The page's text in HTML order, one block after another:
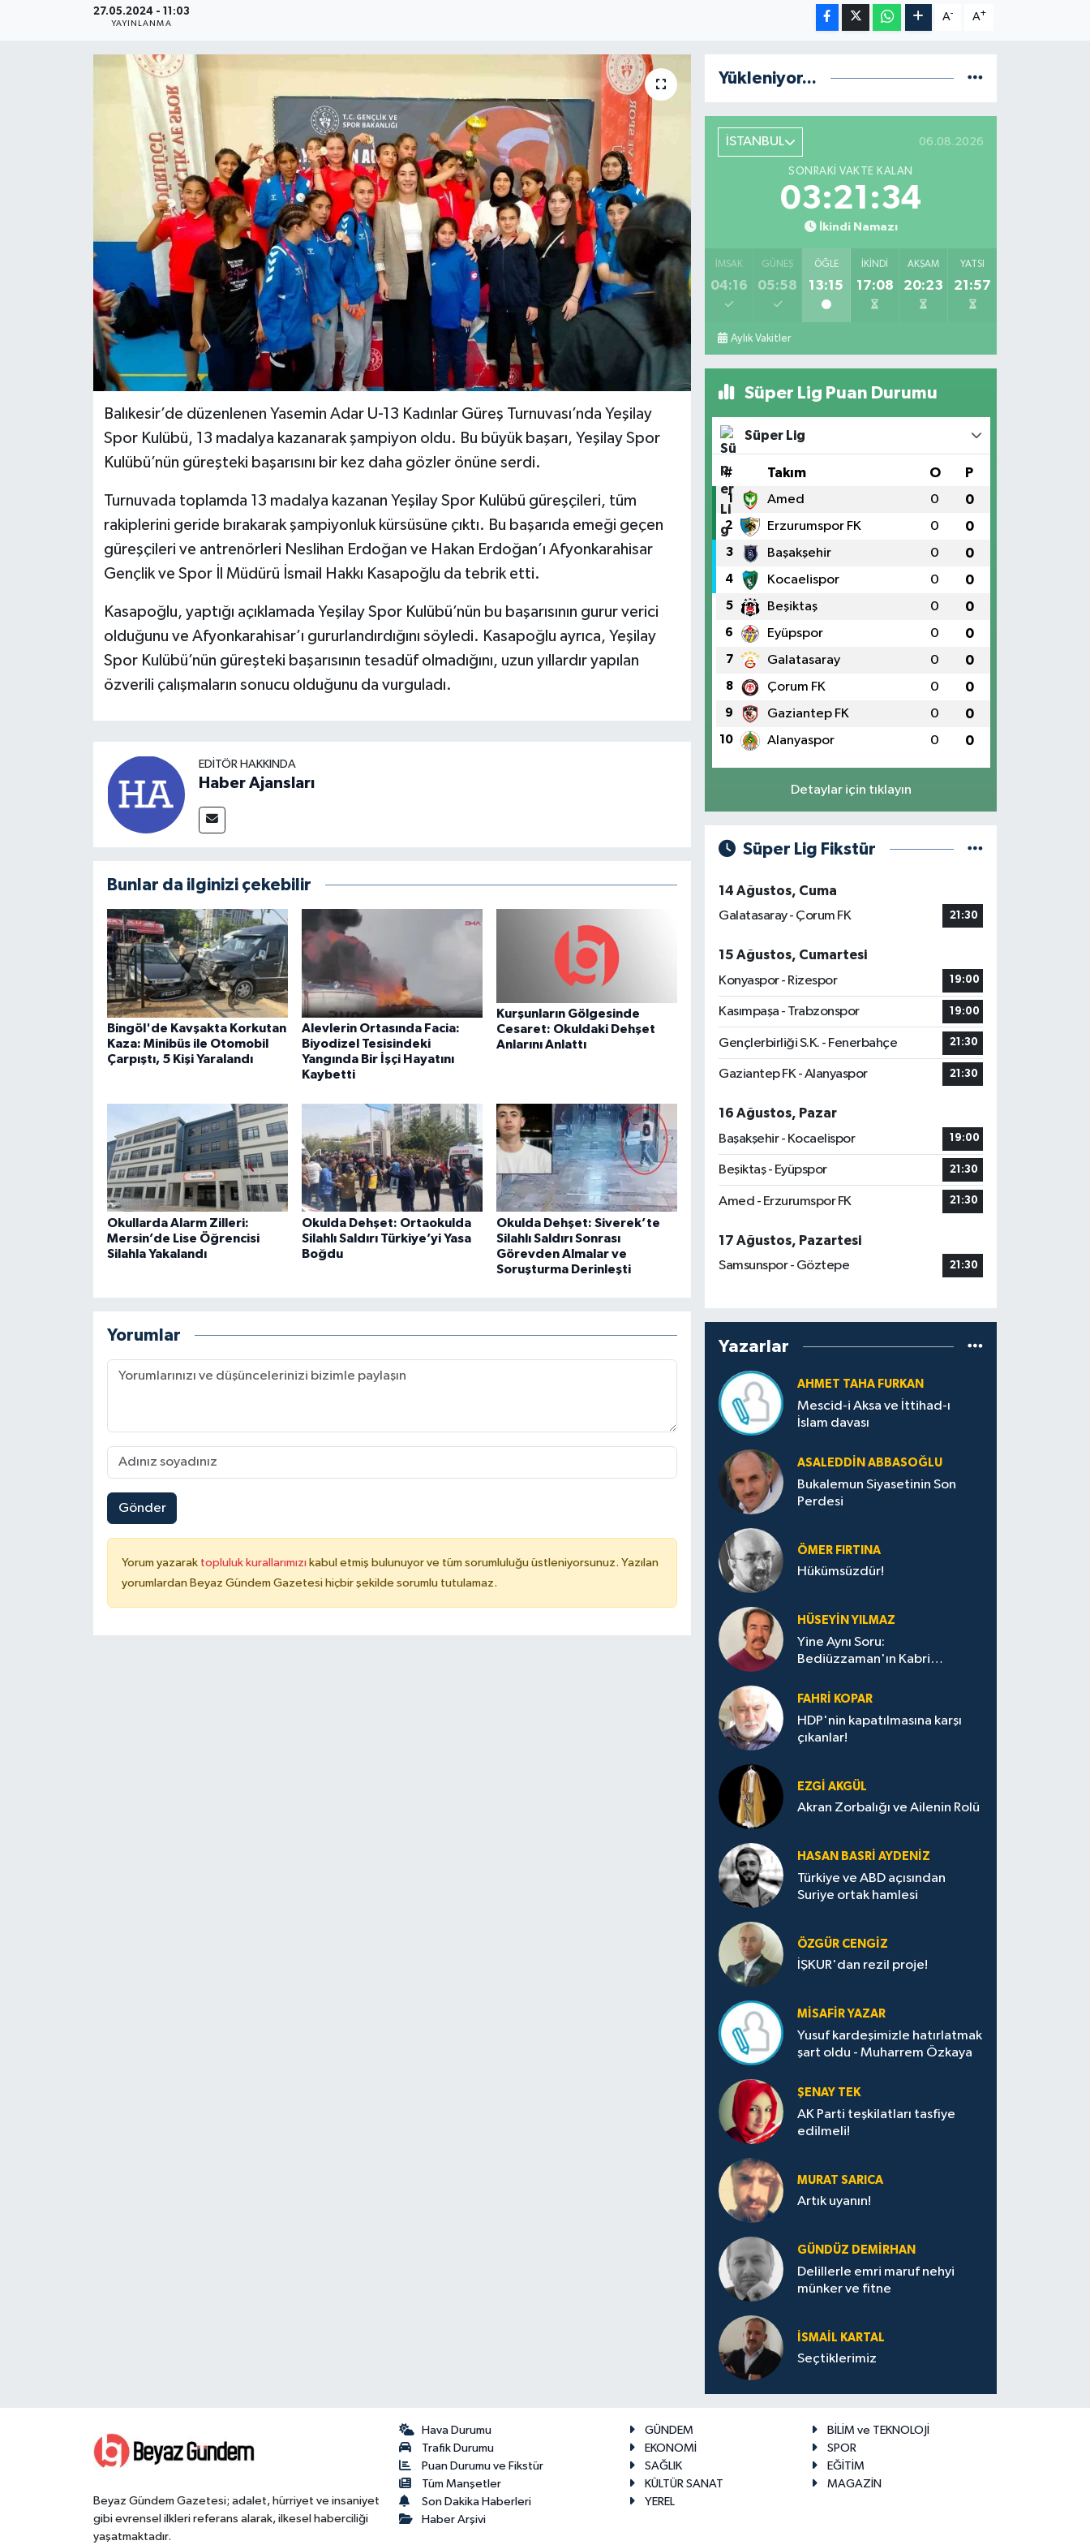
27.05.2024 - 11:03
YAYINLANMA
A- A+
Balıkesir’de düzenlenen Yasemin Adar U-13 Kadınlar Güreş Turnuvası’nda Yeşilay
Spor Kulübü, 13 madalya kazanarak şampiyon oldu. Bu büyük başarı, Yeşilay Spor
Kulübü’nün güreşteki başarısını bir kez daha gözler önüne serdi.
Turnuvada toplamda 13 madalya kazanan Yeşilay Spor Kulübü güreşçileri, tüm
rakiplerini geride bırakarak şampiyonluk kürsüsüne çıktı. Bu başarıda emeği geçen
güreşçileri ve antrenörleri Neslihan Erdoğan ve Hakan Erdoğan’ı Afyonkarahisar
Gençlik ve Spor İl Müdürü İsmail Hakkı Kasapoğlu da tebrik etti.
Kasapoğlu, yaptığı açıklamada Yeşilay Spor Kulübü’nün bu başarısının gurur verici
olduğunu ve Afyonkarahisar’ı gururlandırdığını söyledi. Kasapoğlu ayrıca, Yeşilay
Spor Kulübü’nün güreşteki başarısının tesadüf olmadığını, uzun yıllardır yapılan
özverili çalışmaların sonucu olduğunu da vurguladı.
EDITÖR HAKKINDA
Haber Ajansları
Bunlar da ilginizi çekebilir
Bingöl'de Kavşakta Korkutan
Kaza: Minibüs ile Otomobil
Çarpıştı, 5 Kişi Yaralandı
Alevlerin Ortasında Facia:
Biyodizel Tesisindeki
Yangında Bir İşçi Hayatını
Kaybetti
Kurşunların Gölgesinde
Cesaret: Okuldaki Dehşet
Anlarını Anlattı
Okullarda Alarm Zilleri:
Mersin’de Lise Öğrencisi
Silahla Yakalandı
Okulda Dehşet: Ortaokulda
Silahlı Saldırı Türkiye’yi Yasa
Boğdu
Okulda Dehşet: Siverek’te
Silahlı Saldırı Sonrası
Görevden Almalar ve
Soruşturma Derinleşti
Yorumlar
Gönder
Yorum yazarak topluluk kurallarımızı kabul etmiş bulunuyor ve tüm sorumluluğu üstleniyorsunuz. Yazılan
yorumlardan Beyaz Gündem Gazetesi hiçbir şekilde sorumlu tutulamaz.
Yükleniyor...
İSTANBUL 06.08.2026
SONRAKI VAKTE KALAN
03:21:33
İkindi Namazı
İMSAK
04:16
GÜNEŞ
05:58
ÖĞLE
13:15
İKINDI
17:08
AKŞAM
20:23
YATSI
21:57
Aylık Vakitler
Süper Lig Puan Durumu
Süper Lig
# Takım O P
1 Amed 0 0
2 Erzurumspor FK 0 0
3 Başakşehir 0 0
4 Kocaelispor 0 0
5 Beşiktaş 0 0
6 Eyüpspor 0 0
7 Galatasaray 0 0
8 Çorum FK 0 0
9 Gaziantep FK 0 0
10 Alanyaspor 0 0
Detaylar için tıklayın
Süper Lig Fikstür
14 Ağustos, Cuma
Galatasaray - Çorum FK
21:30
15 Ağustos, Cumartesi
Konyaspor - Rizespor
19:00
Kasımpaşa - Trabzonspor 19:00
Gençlerbirliği S.K. - Fenerbahçe 21:30
Gaziantep FK - Alanyaspor 21:30
16 Ağustos, Pazar
Başakşehir - Kocaelispor
19:00
Beşiktaş - Eyüpspor 21:30
Amed - Erzurumspor FK 21:30
17 Ağustos, Pazartesi
Samsunspor - Göztepe
21:30
Yazarlar
AHMET TAHA FURKAN
Mescid-i Aksa ve İttihad-ı
İslam davası
ASALEDDIN ABBASOĞLU
Bukalemun Siyasetinin Son
Perdesi
ÖMER FIRTINA
Hükümsüzdür!
HÜSEYIN YILMAZ
Yine Aynı Soru:
Bediüzzaman'ın Kabri
FAHRI KOPAR
HDP'nin kapatılmasına karşı
çıkanlar!
EZGI AKGÜL
Akran Zorbalığı ve Ailenin Rolü
HASAN BASRI AYDENIZ
Türkiye ve ABD açısından
Suriye ortak hamlesi
ÖZGÜR CENGIZ
İŞKUR'dan rezil proje!
MISAFIR YAZAR
Yusuf kardeşimizle hatırlatmak
şart oldu - Muharrem Özkaya
ŞENAY TEK
AK Parti teşkilatları tasfiye
edilmeli!
MURAT SARICA
Artık uyanın!
GÜNDÜZ DEMIRHAN
Delillerle emri maruf nehyi
münker ve fitne
İSMAIL KARTAL
Seçtiklerimiz
Beyaz Gündem Gazetesi; adalet, hürriyet ve insaniyet
gibi evrensel ilkleri referans alarak, ilkesel haberciliği
yaşatmaktadır.
Hava Durumu
Trafik Durumu
Puan Durumu ve Fikstür
Tüm Manşetler
Son Dakika Haberleri
Haber Arşivi
GÜNDEM
BİLİM ve TEKNOLOJİ
EKONOMİ
SPOR
SAĞLIK
EĞİTİM
KÜLTÜR SANAT
MAGAZİN
YEREL